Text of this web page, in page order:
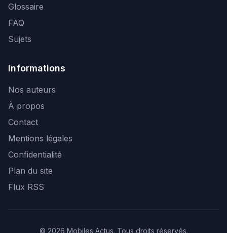
Glossaire
FAQ
Sujets
Informations
Nos auteurs
À propos
Contact
Mentions légales
Confidentialité
Plan du site
Flux RSS
© 2026 Mobiles Actus. Tous droits réservés.